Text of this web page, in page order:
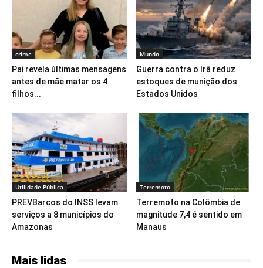
crime
Pai revela últimas mensagens
antes de mãe matar os 4
filhos...
Mundo
Guerra contra o Irã reduz
estoques de munição dos
Estados Unidos
Utilidade Pública
PREVBarcos do INSS levam
serviços a 8 municípios do
Amazonas
Terremoto
Terremoto na Colômbia de
magnitude 7,4 é sentido em
Manaus
Mais lidas